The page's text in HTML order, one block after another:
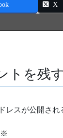
X
トを残
レスが公開され
※